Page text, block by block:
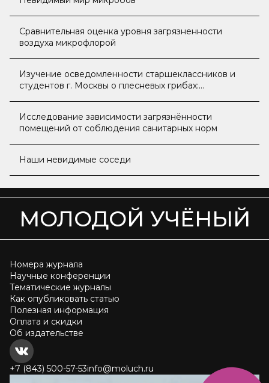
Сравнительная оценка уровня загрязненности
воздуха микрофлорой
Изучение осведомленности старшеклассников и
студентов г. Москвы о плесневых грибах:
Исследование зависимости загрязнённости
помещений от соблюдения санитарных норм
Наши невидимые соседи
МОЛОДОЙ УЧЁНЫЙ
Номера журнала
Научные конференции
Тематические журналы
Как опубликовать статью
Полезная информация
Оплата и скидки
Об издательстве
+7 (843) 500-57-53info@moluch.ru